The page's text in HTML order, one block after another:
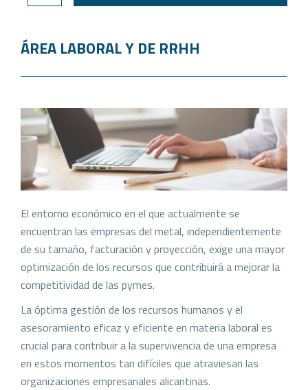
ÁREA LABORAL Y DE RRHH
El entorno económico en el que actualmente se
encuentran las empresas del metal, independientemente
de su tamaño, facturación y proyección, exige una mayor
optimización de los recursos que contribuirá a mejorar la
competitividad de las pymes.
La óptima gestión de los recursos humanos y el
asesoramiento eficaz y eficiente en materia laboral es
crucial para contribuir a la supervivencia de una empresa
en estos momentos tan difíciles que atraviesan las
organizaciones empresariales alicantinas.